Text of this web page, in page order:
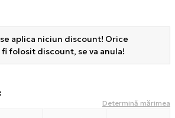
aplica niciun discount! Orice
folosit discount, se va anula!
:
Determină mărimea